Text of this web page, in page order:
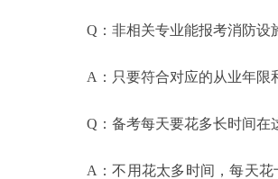
Q：非相关专业能报考消防设
A：只要符合对应的从业年限
Q：备考每天要花多长时间在
A：不用花太多时间，每天